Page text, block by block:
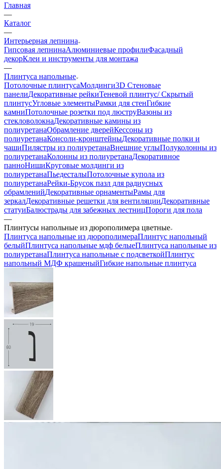
Главная
—
Каталог
—
Интерьерная лепнина
Гипсовая лепнинаАлюминиевые профилиФасадный
декорКлеи и инструменты для монтажа
—
Плинтуса напольные
Потолочные плинтусаМолдинги3D Стеновые
панелиДекоративные рейкиТеневой плинтус/ Скрытый
плинтусУгловые элементыРамки для стенГибкие
камниПотолочные розетки под люструВазоны из
стекловолокнаДекоративные камины из
полиуретанаОбрамление дверейКессоны из
полиуретанаКонсоли-кронштейныДекоративные полки и
чашиПилястры из полиуретанаВнешние углыПолуколонны из
полиуретанаКолонны из полиуретанаДекоративное
панноНишиКруговые молдинги из
полиуретанаПьедесталыПотолочные купола из
полиуретанаРейки-Брусок пазл для радиусных
обрамленийДекоративные орнаментыРамы для
зеркалДекоративные решетки для вентиляцииДекоративные
статуиБалюстрады для забежных лестницПороги для пола
—
Плинтусы напольные из дюрополимера цветные
Плинтуса напольные из дюрополимераПлинтус напольный
белыйПлинтуса напольные мдф белыеПлинтуса напольные из
полиуретанаПлинтуса напольные с подсветкойПлинтус
напольный МДФ крашеныйГибкие напольные плинтуса